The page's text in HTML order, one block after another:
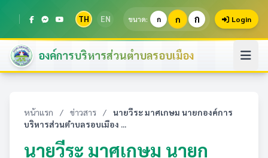
TH EN ขนาด: ก ก ก Login
องค์การบริหารส่วนตำบลรอบเมือง
หน้าแรก / ข่าวสาร /
นายวีระ มาศเกษม นายกองค์การ
บริหารส่วนตำบลรอบเมือง ...
นายวีระ มาศเกษม นายก